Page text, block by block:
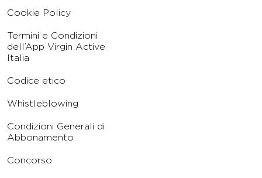
Cookie Policy
Termini e Condizioni
dell’App Virgin Active
Italia
Codice etico
Whistleblowing
Condizioni Generali di
Abbonamento
Concorso